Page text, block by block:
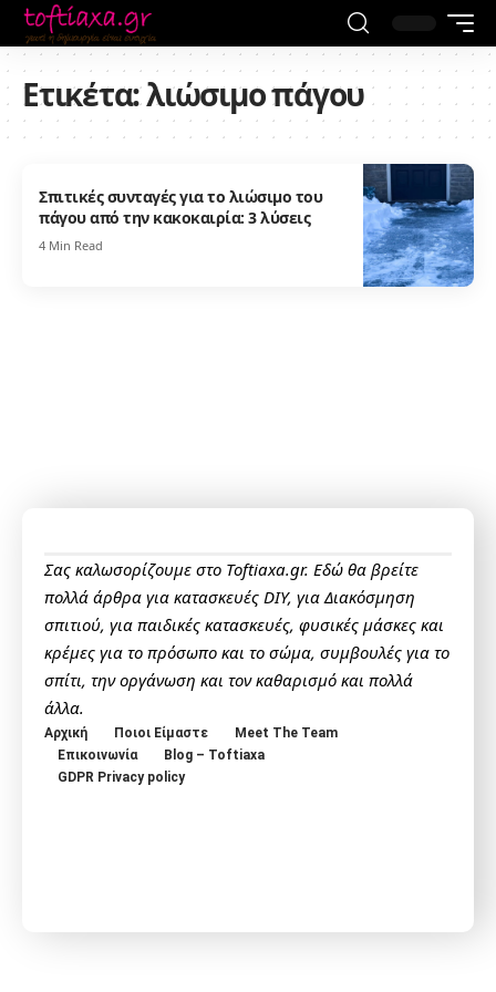
Ετικέτα:λιώσιμο πάγου
Σπιτικές συνταγές για το λιώσιμο του
πάγου από την κακοκαιρία: 3 λύσεις
4 Min Read
Σας καλωσορίζουμε στο Toftiaxa.gr. Εδώ θα βρείτε
πολλά άρθρα για κατασκευές DIY, για Διακόσμηση
σπιτιού, για παιδικές κατασκευές, φυσικές μάσκες και
κρέμες για το πρόσωπο και το σώμα, συμβουλές για το
σπίτι, την οργάνωση και τον καθαρισμό και πολλά
άλλα.
Αρχική Ποιοι Είμαστε
Meet The Team
Επικοινωνία
Blog – Toftiaxa
GDPR Privacy policy